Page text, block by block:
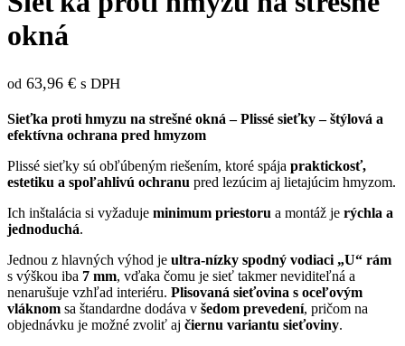
okná
od 63,96 € s DPH
Sieťka proti hmyzu na strešné okná – Plissé sieťky – štýlová a
efektívna ochrana pred hmyzom
Plissé sieťky sú obľúbeným riešením, ktoré spája praktickosť,
estetiku a spoľahlivú ochranu pred lezúcim aj lietajúcim hmyzom.
Ich inštalácia si vyžaduje minimum priestoru a montáž je rýchla a
jednoduchá.
Jednou z hlavných výhod je ultra-nízky spodný vodiaci „U“ rám
s výškou iba 7 mm, vďaka čomu je sieť takmer neviditeľná a
nenarušuje vzhľad interiéru. Plisovaná sieťovina s oceľovým
vláknom sa štandardne dodáva v šedom prevedení, pričom na
objednávku je možné zvoliť aj čiernu variantu sieťoviny.